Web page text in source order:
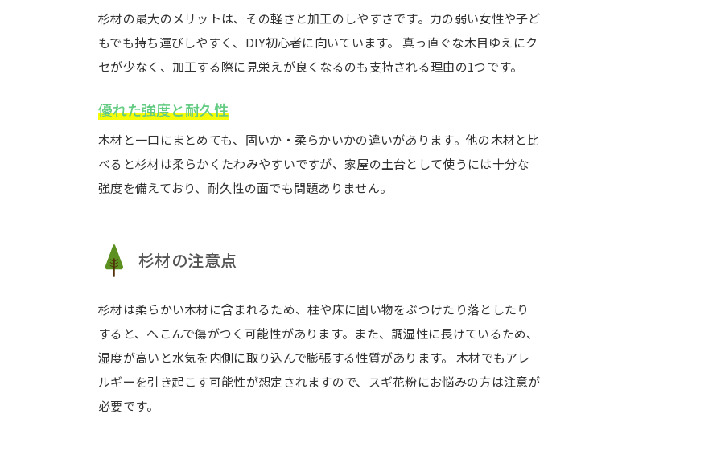
杉材の最大のメリットは、その軽さと加工のしやすさです。力の弱い女性や子ど
もでも持ち運びしやすく、DIY初心者に向いています。 真っ直ぐな木目ゆえにク
セが少なく、加工する際に見栄えが良くなるのも支持される理由の1つです。
優れた強度と耐久性
木材と一口にまとめても、固いか・柔らかいかの違いがあります。他の木材と比
べると杉材は柔らかくたわみやすいですが、家屋の土台として使うには十分な
強度を備えており、耐久性の面でも問題ありません。
杉材の注意点
杉材は柔らかい木材に含まれるため、柱や床に固い物をぶつけたり落としたり
すると、へこんで傷がつく可能性があります。また、調湿性に長けているため、
湿度が高いと水気を内側に取り込んで膨張する性質があります。 木材でもアレ
ルギーを引き起こす可能性が想定されますので、スギ花粉にお悩みの方は注意が
必要です。